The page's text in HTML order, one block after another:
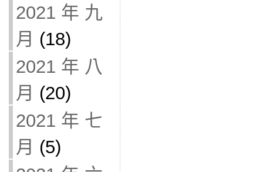
2021 年 九
月 (18)
2021 年 八
月 (20)
2021 年 七
月 (5)